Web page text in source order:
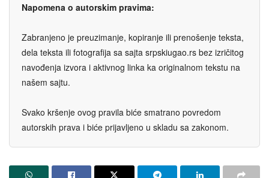
Napomena o autorskim pravima:
Zabranjeno je preuzimanje, kopiranje ili prenošenje teksta,
dela teksta ili fotografija sa sajta srpskiugao.rs bez izričitog
navođenja izvora i aktivnog linka ka originalnom tekstu na
našem sajtu.
Svako kršenje ovog pravila biće smatrano povredom
autorskih prava i biće prijavljeno u skladu sa zakonom.